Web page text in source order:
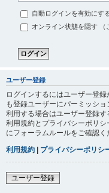
自動ログインを有効にす
オンライン状態を隠す （
ユーザー登録
ログインするにはユーザー登
も登録ユーザーにパーミッシ
利用する場合はユーザー登録
利用規約とプライバシーポリ
にフォーラムルールをご確認く
利用規約 | プライバシーポリシ
ユーザー登録